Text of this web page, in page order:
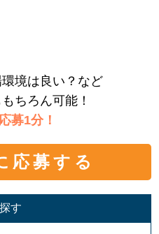
境は良い？など
ちろん可能！
募1分！
応募する
す